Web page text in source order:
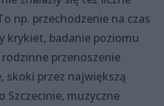
np. przechodzenie na czas
krykiet, badanie poziomu
przenoszenie
skoki przez największą
Szczecinie, muzyczne